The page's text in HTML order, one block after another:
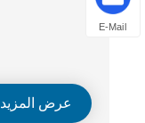
عرض المزيد
E-Mail